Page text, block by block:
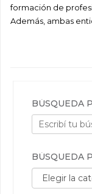
formación de
Además, ambas
BÚSQUEDA
BÚSQUEDA
Búsqueda